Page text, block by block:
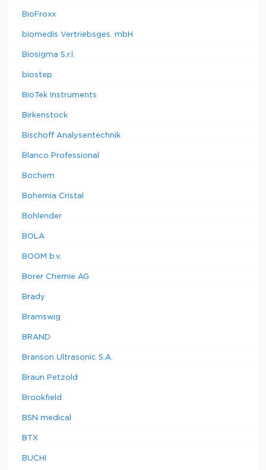
BioFroxx
biomedis Vertriebsges. mbH
Biosigma S.r.l.
biostep
BioTek Instruments
Birkenstock
Bischoff Analysentechnik
Blanco Professional
Bochem
Bohemia Cristal
Bohlender
BOLA
BOOM b.v.
Borer Chemie AG
Brady
Bramswig
BRAND
Branson Ultrasonic S.A.
Braun Petzold
Brookfield
BSN medical
BTX
BUCHI